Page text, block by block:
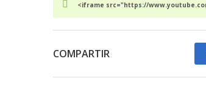
<iframe src="https://
COMPARTIR